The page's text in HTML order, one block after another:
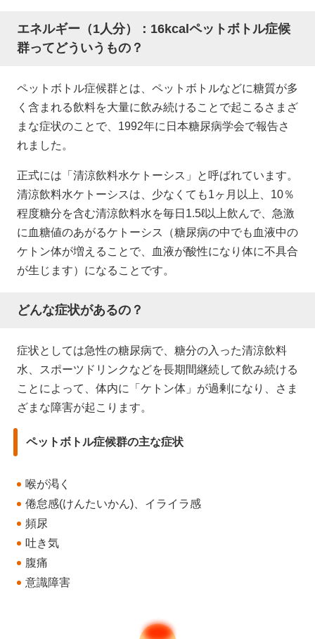
エネルギー（1人分）：16kcalペットボトル症候
群ってどういうもの？
ペットボトル症候群とは、ペットボトルなどに糖質が多
く含まれる飲料を大量に飲み続けることで起こるさまざ
まな症状のことで、1992年に日本糖尿病学会で報告さ
れました。
正式には「清涼飲料水ケトーシス」と呼ばれています。
清涼飲料水ケトーシスは、少なくても1ヶ月以上、10％
程度糖分を含む清涼飲料水を毎日1.5ℓ以上飲んで、急激
に血糖値のあがるケトーシス（糖尿病の中でも血液中の
ケトン体が増えることで、血液が酸性になり体に不具合
が生じます）になることです。
どんな症状があるの？
症状としては急性の糖尿病で、糖分の入った清涼飲料
水、スポーツドリンクなどを長期間継続して飲み続ける
ことによって、体内に「ケトン体」が過剰になり、さま
ざまな障害が起こります。
ペットボトル症候群の主な症状
喉が渇く
倦怠感(けんたいかん)、イライラ感
頻尿
吐き気
腹痛
意識障害